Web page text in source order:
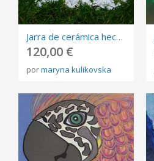
Jarra de cerámica hecha a mano para jardín
120,00 €
pormaryna kulikovska